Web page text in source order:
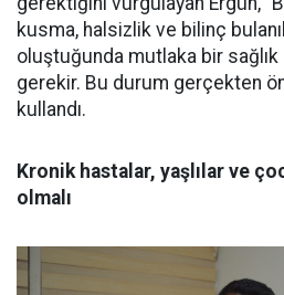
kusma, halsizlik ve bilinç
oluştuğunda mutlaka bir
gerekir. Bu durum gerçekten
kullandı.
Kronik hastalar, yaşlılar ve
olmalı